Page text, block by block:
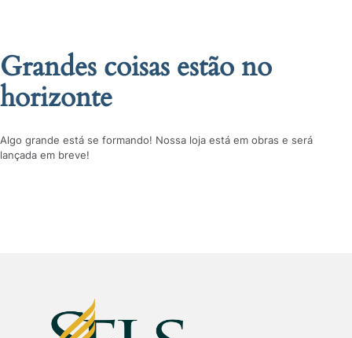
Grandes coisas estão no
horizonte
Algo grande está se formando! Nossa loja está em obras e será
lançada em breve!